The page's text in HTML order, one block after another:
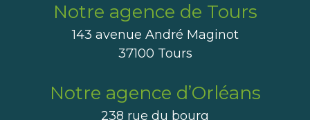
Notre agence de Tours
143 avenue André Maginot
37100 Tours
Notre agence d’Orléans
238 rue du bourg